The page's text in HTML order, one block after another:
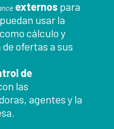
externos para
usar la
cálculo y
ofertas a sus
de
las
agentes y la